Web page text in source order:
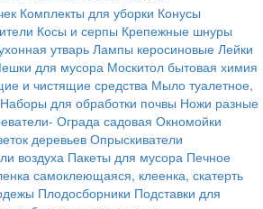
Комплекты для уборки Конусы
Косы и серпы Крепежные шнуры
утварьЛампы керосиновые Лейки
для мусора Москитол бытовая химия
и чистящие средства Мыло туалетное,
Наборы для обработки почвы Ножи разные
Ограда садовая Окномойки
деревьев Опрыскиватели
воздуха Пакеты для мусора Печное
самоклеющаяся, клеенка, скатерть
Плодосборники Подставки для